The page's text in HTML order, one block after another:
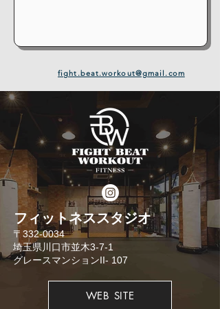
fight.beat.workout@gmail.com
​フィットネススタジオ
​〒332-0034
埼玉県川口市並木3-7-1
​グレースマンションII- 107
WEB SITE